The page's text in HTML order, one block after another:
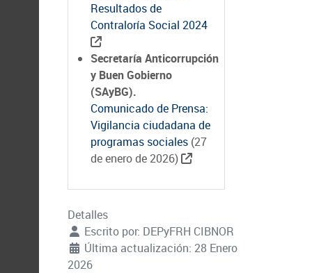
Resultados de
Contraloría Social 2024
Secretaría Anticorrupción
y Buen Gobierno
(SAyBG).
Comunicado de Prensa:
Vigilancia ciudadana de
programas sociales (27
de enero de 2026)
Detalles
Escrito por: DEPyFRH CIBNOR
Última actualización: 28 Enero
2026